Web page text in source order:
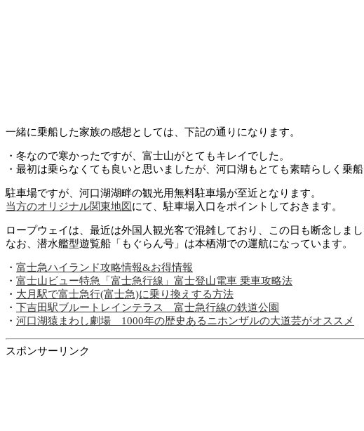
一緒に乗船した家族の感想としては、下記の通りになります。
・冬なので寒かったですが、富士山がとてもキレイでした。
・最初は乗らなくても良いと思いましたが、河口湖もとても素晴らしく乗船
駐車場ですが、河口湖湖畔の観光用無料駐車場が至近となります。
当方のオリジナル関東地図 にて、駐車場入口をポイントしておきます。
ロープウェイは、最近は外国人観光客で混雑しており、この日も断念しまし
なお、潜水艦型遊覧船「もぐらん号」は本栖湖での運航になっています。
・ 富士急ハイランド攻略情報&お得情報
・ 富士山ビュー特急「富士急行線」富士登山電車 乗車攻略法
・ 大月駅で富士急行(富士急)に乗り換えする方法
・ 下吉田駅ブルートレインテラス 富士急行線の鉄道公園
・ 河口湖猿まわし劇場 1000年の歴史あるニホンザルの大道芸がオススメ
スポンサーリンク